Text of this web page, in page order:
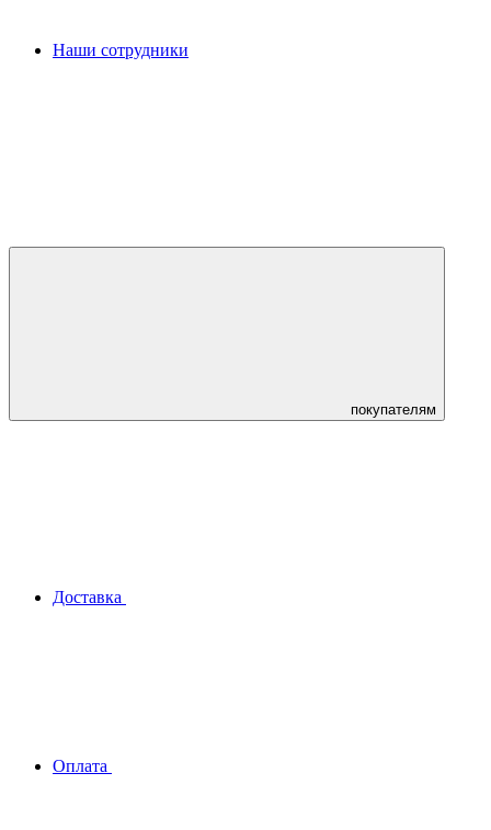
Наши сотрудники
покупателям
Доставка
Оплата